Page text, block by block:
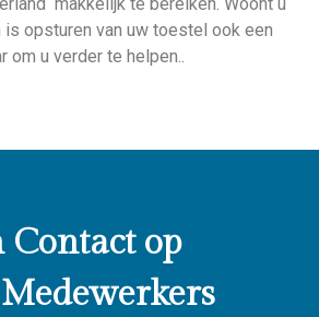
opsturen van uw toestel ook een
om u verder te helpen..
Contact op